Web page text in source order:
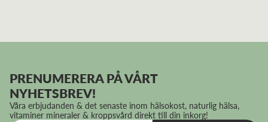
PRENUMERERA PÅ VÅRT
NYHETSBREV!
Våra erbjudanden & det senaste inom hälsokost, naturlig hälsa,
vitaminer mineraler & kroppsvård direkt till din inkorg!